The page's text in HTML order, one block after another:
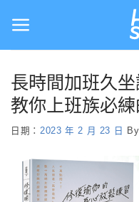
content
長時間加班久
教你上班族必
日期： 2023 年 2 月 23 日 By